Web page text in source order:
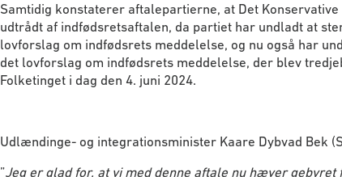
Samtidig konstaterer aftalepartierne, at Det
udtrådt af indfødsretsaftalen, da partiet har undladt at
lovforslag om indfødsrets meddelelse, og nu også har
det lovforslag om indfødsrets meddelelse, der blev
Folketinget i dag den 4. juni 2024.
Udlændinge- og integrationsminister Kaare Dybvad Bek
”Jeg er glad for, at vi med denne aftale nu hæver gebyret